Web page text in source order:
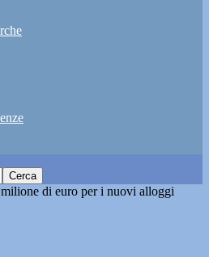
di euro per i nuovi alloggi